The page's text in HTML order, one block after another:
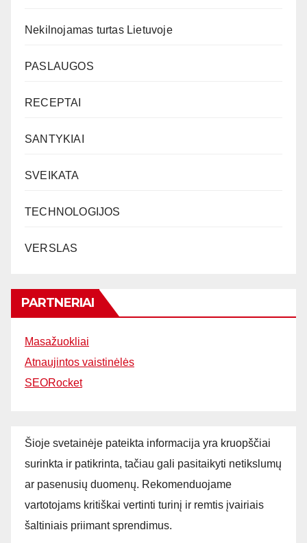
Nekilnojamas turtas Lietuvoje
PASLAUGOS
RECEPTAI
SANTYKIAI
SVEIKATA
TECHNOLOGIJOS
VERSLAS
PARTNERIAI
Masažuokliai
Atnaujintos vaistinėlės
SEORocket
Šioje svetainėje pateikta informacija yra kruopščiai
surinkta ir patikrinta, tačiau gali pasitaikyti netikslumų
ar pasenusių duomenų. Rekomenduojame
vartotojams kritiškai vertinti turinį ir remtis įvairiais
šaltiniais priimant sprendimus.